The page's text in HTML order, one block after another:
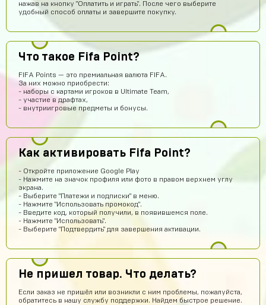
нажав на кнопку "Оплатить и играть". После чего выберите
удобный способ оплаты и завершите покупку.
Что такое Fifa Point?
FIFA Points — это премиальная валюта FIFA.
За них можно приобрести:
- наборы с картами игроков в Ultimate Team,
- участие в драфтах,
- внутриигровые предметы и бонусы.
Как активировать Fifa Point?
- Откройте приложение Google Play
- Нажмите на значок профиля или фото в правом верхнем углу
экрана.
- Выберите "Платежи и подписки" в меню.
- Нажмите "Использовать промокод".
- Введите код, который получили, в появившемся поле.
- Нажмите "Использовать".
- Выберите "Подтвердить" для завершения активации.
Не пришел товар. Что делать?
Если заказ не пришёл или возникли с ним проблемы, пожалуйста,
обратитесь в нашу службу поддержки. Найдем быстрое решение.
vladimirleonov155
Я купил акк
МД
Максим Донченко
Привет
Тимур Абдуллаев
Дании Бабин 11 часов назад
А точно без обмана???
Кирилл Васильев
Всё круто!
10 часов назад
Хорошо может куплю
Denisych Tablovsky
здравствуйте